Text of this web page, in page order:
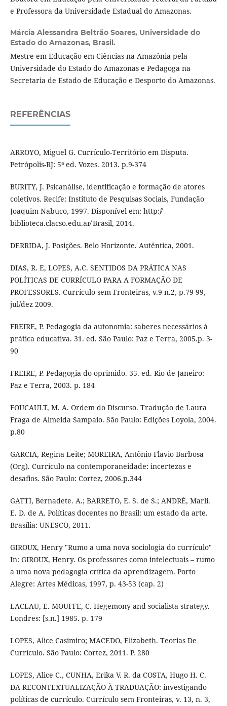
e Professora da Universidade Estadual do Amazonas.
Márcia Alessandra Beltrão Soares, Universidade do
Estado do Amazonas, Brasil.
Mestre em Educação em Ciências na Amazônia pela
Universidade do Estado do Amazonas e Pedagoga na
Secretaria de Estado de Educação e Desporto do Amazonas.
REFERÊNCIAS
ARROYO, Miguel G. Currículo-Território em Disputa.
Petrópolis-RJ: 5ª ed. Vozes. 2013. p.9-374
BURITY, J. Psicanálise, identificação e formação de atores
coletivos. Recife: Instituto de Pesquisas Sociais, Fundação
Joaquim Nabuco, 1997. Disponível em: http:/̸
biblioteca.clacso.edu.ar̸ Brasil, 2014.
DERRIDA, J. Posições. Belo Horizonte. Autêntica, 2001.
DIAS, R. E, LOPES, A.C. SENTIDOS DA PRÁTICA NAS
POLÍTICAS DE CURRÍCULO PARA A FORMAÇÃO DE
PROFESSORES. Currículo sem Fronteiras, v.9 n.2, p.79-99,
jul/dez 2009.
FREIRE, P. Pedagogia da autonomia: saberes necessários à
prática educativa. 31. ed. São Paulo: Paz e Terra, 2005.p. 3-
90
FREIRE, P. Pedagogia do oprimido. 35. ed. Rio de Janeiro:
Paz e Terra, 2003. p. 184
FOUCAULT, M. A. Ordem do Discurso. Tradução de Laura
Fraga de Almeida Sampaio. São Paulo: Edições Loyola, 2004.
p.80
GARCIA, Regina Leite; MOREIRA, Antônio Flavio Barbosa
(Org). Currículo na contemporaneidade: incertezas e
desafios. São Paulo: Cortez, 2006.p.344
GATTI, Bernadete. A.; BARRETO, E. S. de S.; ANDRÉ, Marli.
E. D. de A. Políticas docentes no Brasil: um estado da arte.
Brasília: UNESCO, 2011.
GIROUX, Henry "Rumo a uma nova sociologia do currículo"
In: GIROUX, Henry. Os professores como intelectuais – rumo
a uma nova pedagogia crítica da aprendizagem. Porto
Alegre: Artes Médicas, 1997, p. 43-53 (cap. 2)
LACLAU, E. MOUFFE, C. Hegemony and socialista strategy.
Londres: [s.n.] 1985. p. 179
LOPES, Alice Casimiro; MACEDO, Elizabeth. Teorias De
Currículo. São Paulo: Cortez, 2011. P. 280
LOPES, Alice C., CUNHA, Erika V. R. da COSTA, Hugo H. C.
DA RECONTEXTUALIZAÇÃO À TRADUAÇÃO: investigando
políticas de currículo. Currículo sem Fronteiras, v. 13, n. 3,